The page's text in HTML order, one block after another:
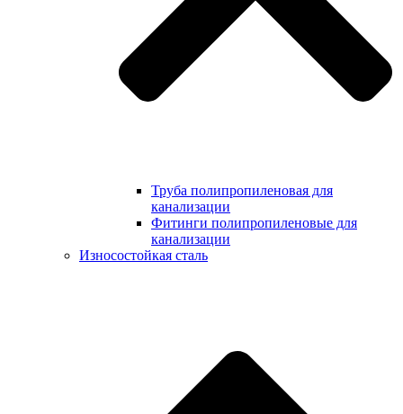
Труба полипропиленовая для
канализации
Фитинги полипропиленовые для
канализации
Износостойкая сталь